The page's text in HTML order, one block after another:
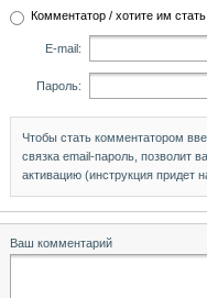
Комментатор / хотите им стать
E-mail:
Пароль:
Чтобы стать комментатором
связка email-пароль, позволит
активацию (инструкция придет
Ваш комментарий